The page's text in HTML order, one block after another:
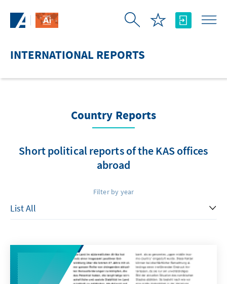
INTERNATIONAL REPORTS
Country Reports
Short political reports of the KAS offices
abroad
Filter by year